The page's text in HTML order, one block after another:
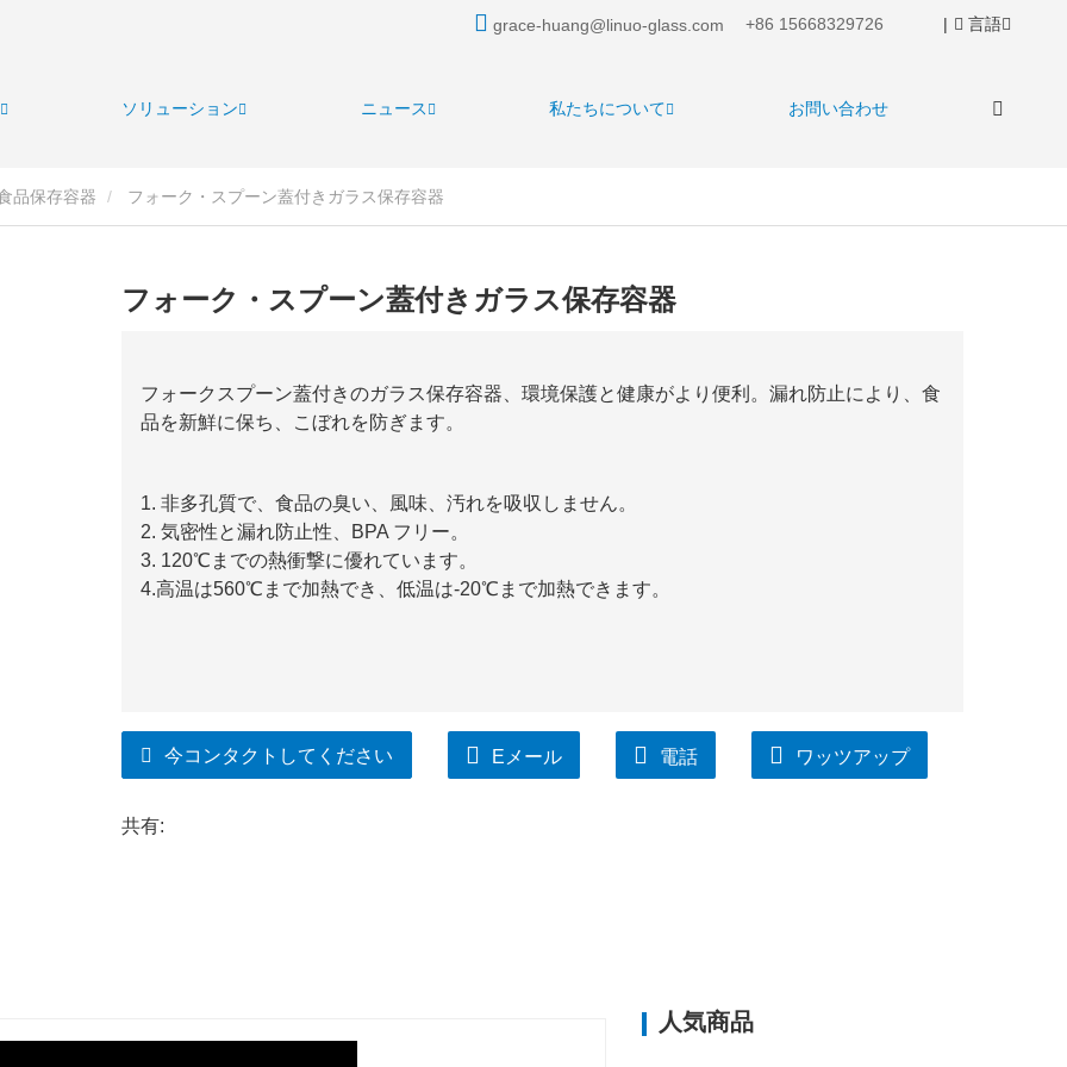
grace-huang@linuo-glass.com +86 15668329726 | 言語
ソリューション ニュース 私たちについて お問い合わせ
品保存容器 フォーク・スプーン蓋付きガラス保存容器
フォーク・スプーン蓋付きガラス保存容器
フォークスプーン蓋付きのガラス保存容器、環境保護と健康がより便利。漏れ防止により、食
品を新鮮に保ち、こぼれを防ぎます。
1. 非多孔質で、食品の臭い、風味、汚れを吸収しません。
2. 気密性と漏れ防止性、BPA フリー。
3. 120℃までの熱衝撃に優れています。
4.高温は560℃まで加熱でき、低温は-20℃まで加熱できます。
今コンタクトしてください Eメール 電話 ワッツアップ
共有:
人気商品